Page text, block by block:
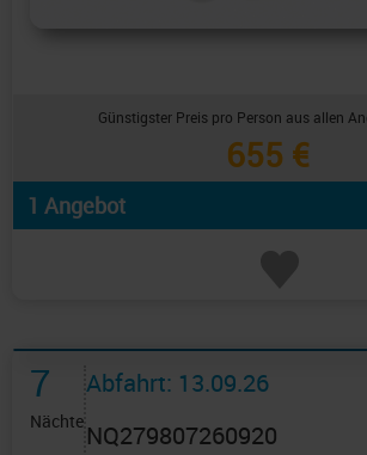
Günstigster Preis pro Person aus allen
655 €
1 Angebot
7
Nächte
Abfahrt: 13.09.26
NQ279807260920